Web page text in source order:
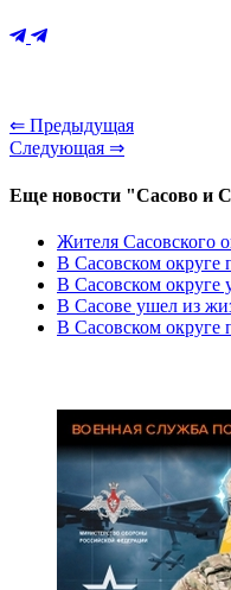
⇐ Предыдущая
Следующая ⇒
Еще новости "Сасово и
Жителя Сасовского
В Сасовском округе
В Сасовском округе
В Сасове ушел из
В Сасовском округе